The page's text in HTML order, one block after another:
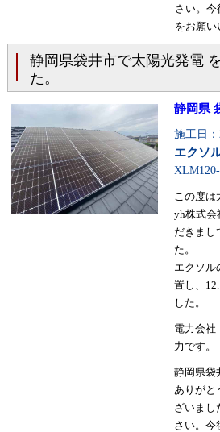
さい。
をお願い
静岡県袋井市で太陽光発電
た。
静岡県
施工日：
エクソ
この度
yh株式会
だきまし
た。
エクソル
置し、
した。
電力会社
力です。
静岡県袋
ありがと
ざいまし
さい。今